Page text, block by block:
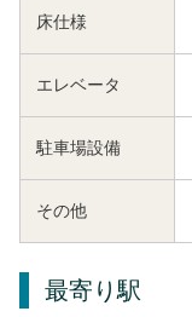
床仕様
エレベータ
駐車場設備
その他
最寄り駅